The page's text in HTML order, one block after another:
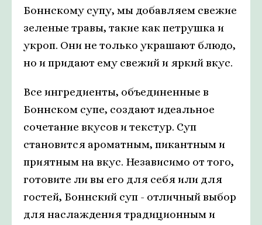
Боннскому супу, мы добавляем свежие
зеленые травы, такие как петрушка и
укроп. Они не только украшают блюдо,
но и придают ему свежий и яркий вкус.
Все ингредиенты, объединенные в
Боннском супе, создают идеальное
сочетание вкусов и текстур. Суп
становится ароматным, пикантным и
приятным на вкус. Независимо от того,
готовите ли вы его для себя или для
гостей, Боннский суп - отличный выбор
для наслаждения традиционным и